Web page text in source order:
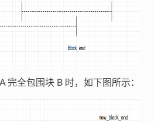
完全包围块 B 时，如下图所示：